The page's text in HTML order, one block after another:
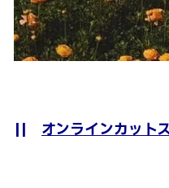
|| オンラインカット